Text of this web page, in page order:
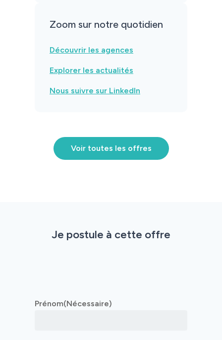
Zoom sur notre quotidien
Découvrir les agences
Explorer les actualités
Nous suivre sur LinkedIn
Voir toutes les offres
Je postule à cette offre
Prénom(Nécessaire)
Engagements
Références